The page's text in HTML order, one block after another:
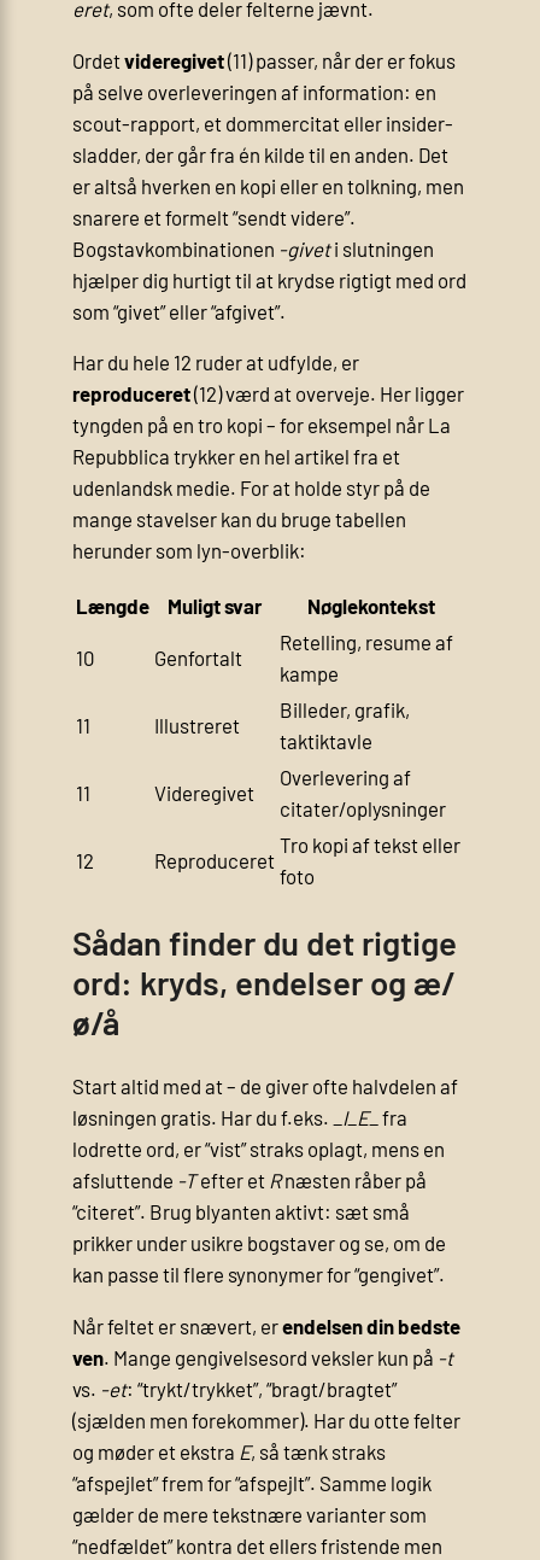
eret, som ofte deler felterne jævnt.
Ordetvideregivet(11) passer, når der er fokus
på selve overleveringen af information: en
scout-rapport, et dommercitat eller insider-
sladder, der går fra én kilde til en anden. Det
er altså hverken en kopi eller en tolkning, men
snarere et formelt “sendt videre”.
Bogstavkombinationen ‐giveti slutningen
hjælper dig hurtigt til at krydse rigtigt med ord
som “givet” eller “afgivet”.
Har du hele 12 ruder at udfylde, er
reproduceret(12) værd at overveje. Her ligger
tyngden på en tro kopi – for eksempel når La
Repubblica trykker en hel artikel fra et
udenlandsk medie. For at holde styr på de
mange stavelser kan du bruge tabellen
herunder som lyn-overblik:
Længde Muligt svar Nøglekontekst
10 Genfortalt
Retelling, resume af
kampe
11 Illustreret
Billeder, grafik,
taktiktavle
11 Videregivet
Overlevering af
citater/oplysninger
12 Reproduceret
Tro kopi af tekst eller
foto
Sådan finder du det rigtige
ord: kryds, endelser og æ/
ø/å
Start altid med at– de giver ofte halvdelen af
løsningen gratis. Har du f.eks.
_I_E_ fra
lodrette ord, er “vist” straks oplagt, mens en
afsluttende -Tefter et Rnæsten råber på
“citeret”. Brug blyanten aktivt: sæt små
prikker under usikre bogstaver og se, om de
kan passe til flere synonymer for “gengivet”.
Når feltet er snævert, erendelsen din bedste
ven. Mange gengivelsesord veksler kun på -t
vs. -et: “trykt/trykket”, “bragt/bragtet”
(sjælden men forekommer). Har du otte felter
og møder et ekstra E, så tænk straks
“afspejlet” frem for “afspejlt”. Samme logik
gælder de mere tekstnære varianter som
“nedfældet” kontra det ellers fristende men